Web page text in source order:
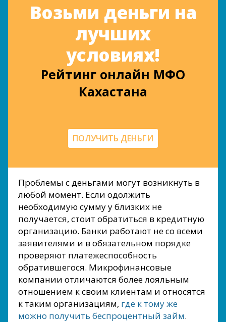
Возьми деньги на
лучших
условиях!
Рейтинг онлайн МФО
Кахастана
ПОЛУЧИТЬ ДЕНЬГИ
Проблемы с деньгами могут возникнуть в
любой момент. Если одолжить
необходимую сумму у близких не
получается, стоит обратиться в кредитную
организацию. Банки работают не со всеми
заявителями и в обязательном порядке
проверяют платежеспособность
обратившегося. Микрофинансовые
компании отличаются более лояльным
отношением к своим клиентам и относятся
к таким организациям, где к тому же
можно получить беспроцентный займ.